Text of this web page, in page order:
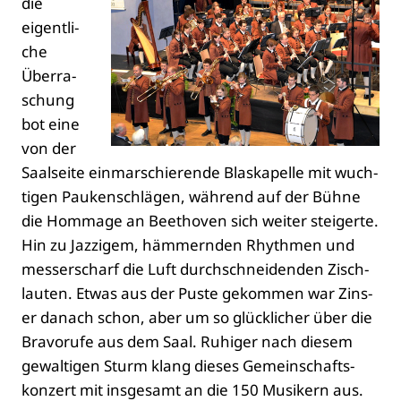
eigent­li­
che
Über­ra­
schung
bot eine
von der
Saal­sei­te ein­mar­schie­ren­de Blas­ka­pel­le mit wuch­
ti­gen Pau­ken­schlä­gen, wäh­rend auf der Büh­ne
die Hom­mage an Beet­ho­ven sich wei­ter stei­ger­te.
Hin zu Jaz­zi­gem, häm­mern­den Rhyth­men und
mes­ser­scharf die Luft durch­schnei­den­den Zisch­
lau­ten. Etwas aus der Pus­te gekom­men war Zins­
er danach schon, aber um so glück­li­cher über die
Bra­vo­ru­fe aus dem Saal. Ruhi­ger nach die­sem
gewal­ti­gen Sturm klang die­ses Gemein­schafts­
kon­zert mit ins­ge­samt an die 150 Musi­kern aus.